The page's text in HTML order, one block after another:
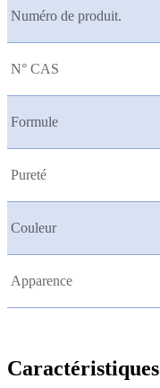
Numéro de produit.
N° CAS
Formule
Pureté
Couleur
Apparence
Caractéristiques